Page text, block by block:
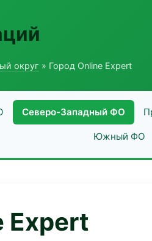
округ » Город Online Expert
Северо-Западный ФО
Южный ФО
Expert